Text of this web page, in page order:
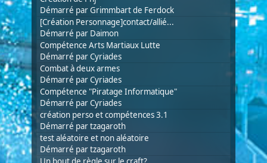
Démarré parGrimmbart de Ferdock
[Création Personnage]contact/allié...
Démarré par Daimon
Compétence Arts Martiaux Lutte
Démarré parCyriades
Combat à deux armes
Démarré parCyriades
Compétence "Piratage Informatique"
Démarré parCyriades
création perso et compétences 3.1
Démarré partzagaroth
test aléatoire et non aléatoire
Démarré partzagaroth